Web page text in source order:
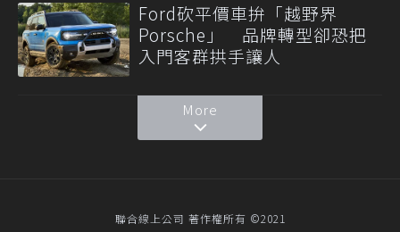
Ford砍平價車拚「越野界
Porsche」 品牌轉型卻恐把
入門客群拱手讓人
More
聯合線上公司 著作權所有 ©2021